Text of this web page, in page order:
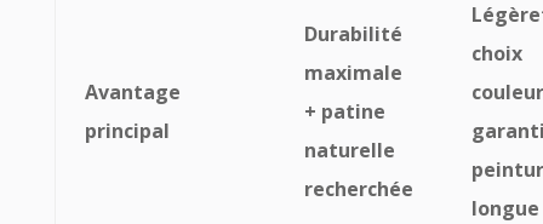
Avantage
principal
Durabilité
maximale
+ patine
naturelle
recherchée
choix
longue